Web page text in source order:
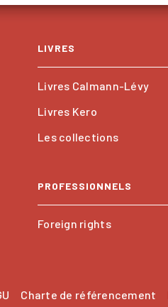
LIVRES
Livres Calmann-Lévy
Livres Kero
Les collections
PROFESSIONNELS
Foreign rights
Charte de référencement